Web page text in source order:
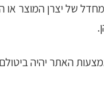
של יצרן המוצר או
האתר יהיה